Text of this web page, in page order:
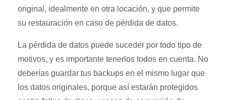
original, idealmente en otra locación, y que permite
su restauración en caso de pérdida de datos.
La pérdida de datos puede suceder por todo tipo de
motivos, y es importante tenerlos todos en cuenta. No
deberías guardar tus backups en el mismo lugar que
los datos originales, porque así estarán protegidos